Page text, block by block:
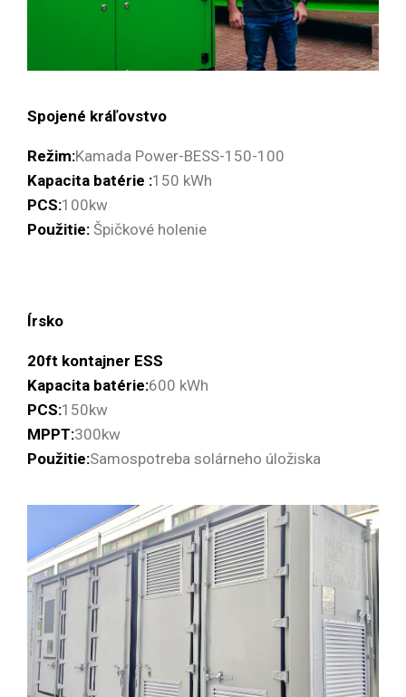
Spojené kráľovstvo
Režim:Kamada Power-BESS-150-100
Kapacita batérie :150 kWh
PCS:100kw
Použitie: Špičkové holenie
Írsko
20ft kontajner ESS
Kapacita batérie:600 kWh
PCS:150kw
MPPT:300kw
Použitie:Samospotreba solárneho úložiska